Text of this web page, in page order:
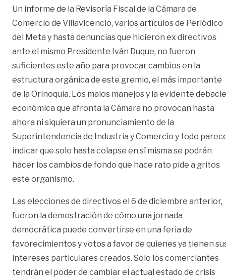
Un informe de la Revisoría Fiscal de la Cámara de
Comercio de Villavicencio, varios artículos de Periódico
del Meta y hasta denuncias que hicieron ex directivos
ante el mismo Presidente Iván Duque, no fueron
suficientes este año para provocar cambios en la
estructura orgánica de este gremio, el más importante
de la Orinoquia. Los malos manejos y la evidente debacle
económica que afronta la Cámara no provocan hasta
ahora ni siquiera un pronunciamiento de la
Superintendencia de Industria y Comercio y todo
indicar que solo hasta colapse en sí misma se podrán
hacer los cambios de fondo que hace rato pide a gritos
este organismo.
Las elecciones de directivos el 6 de diciembre anterior,
fueron la demostración de cómo una jornada
democrática puede convertirse en una feria de
favorecimientos y votos a favor de quienes ya tienen
intereses particulares creados. Solo los comerciantes
tendrán el poder de cambiar el actual estado de crisis